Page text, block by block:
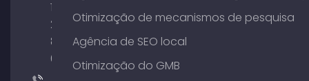
176
204
801
64
Otimização de mecanismos de pesquisa
Agência de SEO local
Otimização do GMB